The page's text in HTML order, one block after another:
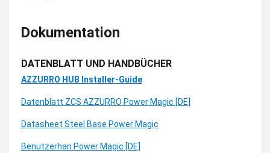
Dokumentation
DATENBLATT UND HANDBÜCHER
AZZURRO HUB Installer-Guide
Datenblatt ZCS AZZURRO Power Magic [DE]
Datasheet Steel Base Power Magic
Benutzerhan Power Magic [DE]